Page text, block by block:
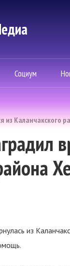
Социум
Каланчакского
из